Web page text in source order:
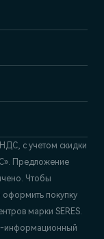
с учетом скидки
Предложение
Чтобы
покупку
марки SERES.
информационный